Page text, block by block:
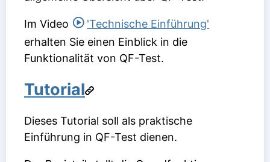
Im Video
'Technische Einführung'
erhalten Sie einen Einblick in die
Funktionalität von QF-Test.
Tutorial
Dieses Tutorial soll als praktische
Einführung in QF-Test dienen.